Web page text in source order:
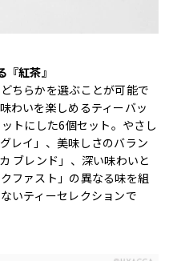
紅茶』
ちらかを選ぶことが可能で
わいを楽しめるティーバッ
トにした6個セット。やさし
レイ」、美味しさのバラン
ブレンド」、深い味わいと
ファスト」の異なる味を組
いティーセレクションで